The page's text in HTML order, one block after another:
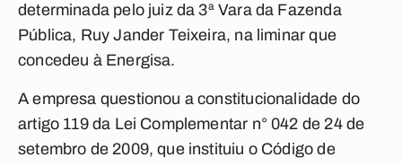
determinada pelo juiz da 3ª Vara da Fazenda
Pública, Ruy Jander Teixeira, na liminar que
concedeu à Energisa.
A empresa questionou a constitucionalidade do
artigo 119 da Lei Complementar n° 042 de 24 de
setembro de 2009, que instituiu o Código de